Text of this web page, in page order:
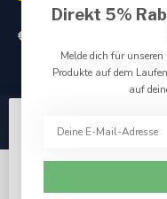
€
Verwendung von
zu
Direkt 5%
Melde dich für
Produkte auf dem
auf